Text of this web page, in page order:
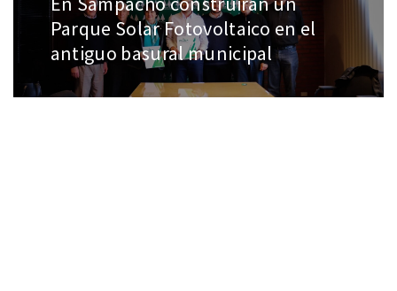
Parque Solar Fotovoltaico en el
antiguo basural municipal